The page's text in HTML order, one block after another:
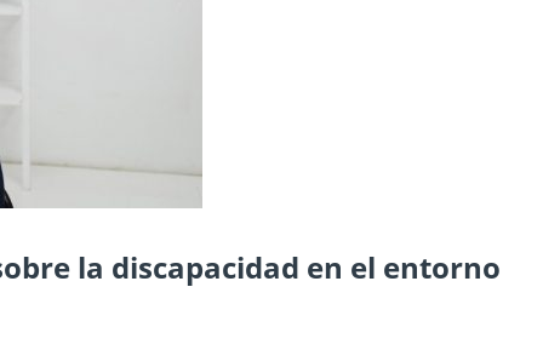
la discapacidad en el entorno